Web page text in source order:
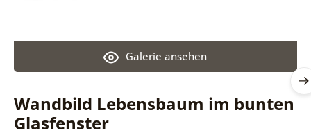
Wandbild Lebensbaum im bunten
Glasfenster
Galerie ansehen